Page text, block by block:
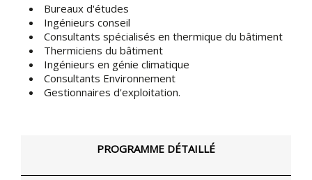
Bureaux d'études
Ingénieurs conseil
Consultants spécialisés en thermique du bâtiment
Thermiciens du bâtiment
Ingénieurs en génie climatique
Consultants Environnement
Gestionnaires d'exploitation.
PROGRAMME DÉTAILLÉ